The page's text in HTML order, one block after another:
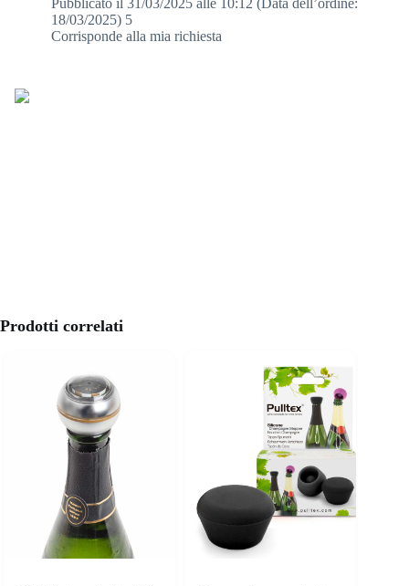
Pubblicato il 31/03/2025 alle 10:12 (Data dell’ordine:
18/03/2025) 5
Corrisponde alla mia richiesta
Prodotti correlati